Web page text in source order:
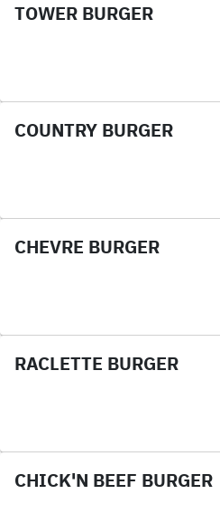
TOWER BURGER
COUNTRY BURGER
CHEVRE BURGER
RACLETTE BURGER
CHICK'N BEEF BURGER